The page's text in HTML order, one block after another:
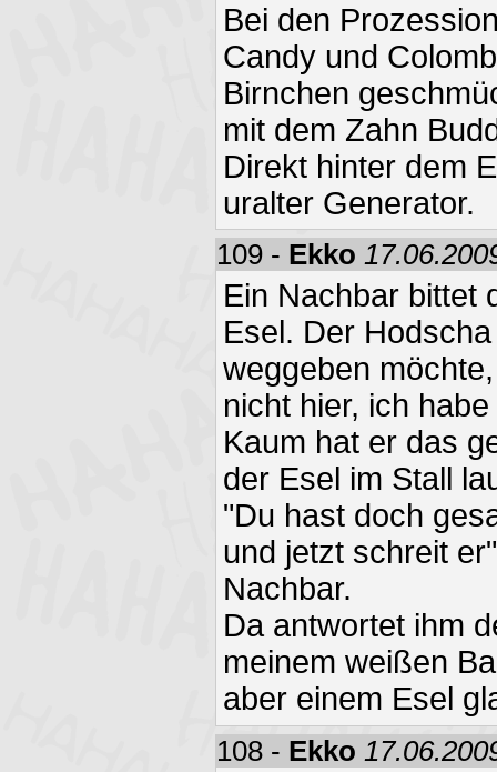
Bei den
Candy und
Birnchen
mit dem Zahn
Direkt hinter dem
uralter Generator.
109 - Ekko
Ein Nachbar bittet
Esel. Der
weggeben
nicht hier, ich
Kaum hat er das
der Esel im Stall
"Du hast doch
und jetzt schreit
Nachbar.
Da antwortet ihm
meinem weißen
aber einem Esel
108 - Ekko